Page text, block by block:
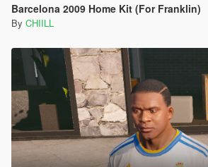
Barcelona 2009 Home Kit (For Franklin)
By CHIILL